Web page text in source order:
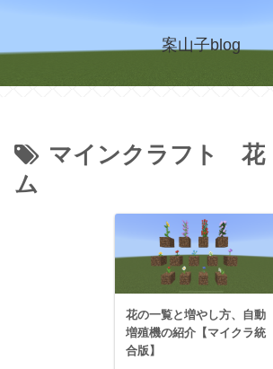
案山子blog
マインクラフト
ム
花の一覧と増やし方、自動
増殖機の紹介【マイクラ統
合版】